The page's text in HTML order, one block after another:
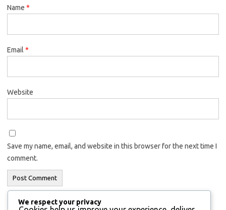
Name *
Email *
Website
Save my name, email, and website in this browser for the next time I
comment.
We respect your privacy